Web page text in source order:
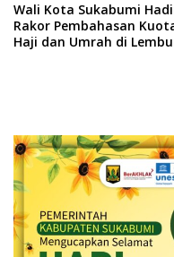
Wali Kota Sukabumi
Rakor Pembahasan
Haji dan Umrah di